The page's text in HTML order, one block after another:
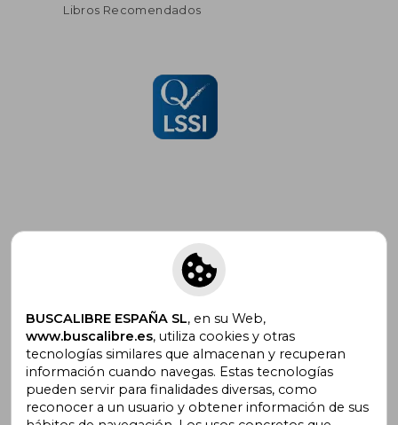
Libros Recomendados
Suscríbete para recibir ofertas y
promociones
¿Necesitas ayuda?
Ir a Centro de Soporte
BUSCALIBRE ESPAÑA SL, en su Web,
www.buscalibre.es, utiliza cookies y otras
tecnologías similares que almacenan y recuperan
información cuando navegas. Estas tecnologías
pueden servir para finalidades diversas, como
reconocer a un usuario y obtener información de sus